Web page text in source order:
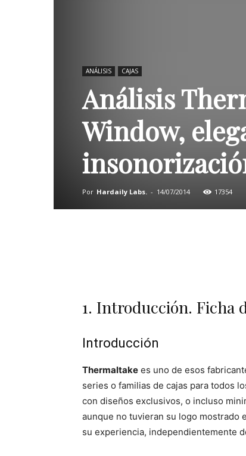
ANÁLISIS CAJAS
Análisis
Window,
Por Hardaily Labs. - 14/07/2014 17354
1. Introducción. Ficha
Introducción
Thermaltake es uno de esos
series o familias de cajas para todos
con diseños exclusivos, o incluso
aunque no tuvieran su logo mostrado
su experiencia, independientemente